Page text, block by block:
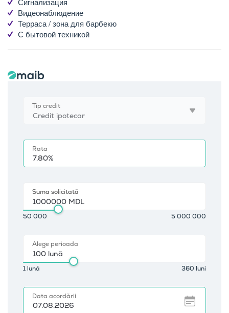
Видеонаблюдение
Терраса / зона для барбекю
С бытовой техникой